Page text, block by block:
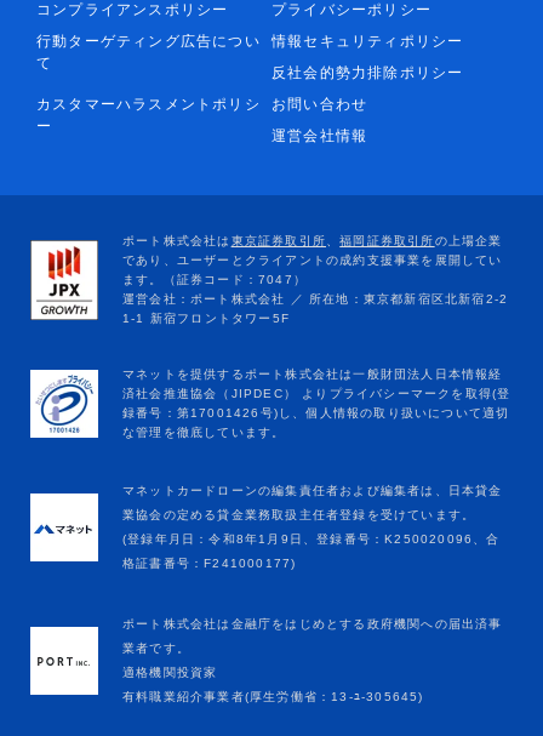
コンプライアンスポリシー
プライバシーポリシー
行動ターゲティング広告につい
て
情報セキュリティポリシー
反社会的勢力排除ポリシー
カスタマーハラスメントポリシ
ー
お問い合わせ
運営会社情報
マネットカードローンの編集責任者および編集者は、日本貸金
業協会の定める貸金業務取扱主任者登録を受けています。
(登録年月日：令和8年1月9日、登録番号：K250020096、合
格証書番号：F241000177)
ポート株式会社は金融庁をはじめとする政府機関への届出済事
業者です。
適格機関投資家
有料職業紹介事業者(厚生労働省：13-ﾕ-305645)